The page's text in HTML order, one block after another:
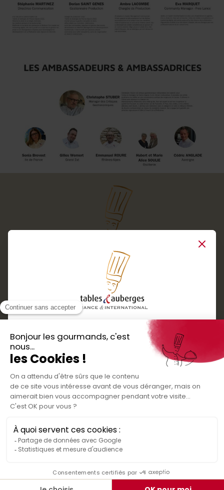
Services
Routes gourmandes
Partenaires
Presse
Informations légales
Politique de confidentialité des données
Conditions générales de vente
Médiateur de la consommation
Rejoignez-nous
Close
Téléchargez
l'application gratuite !
Nos bons plans et découvertes
gourmandes à vivre en famille et entre
amis